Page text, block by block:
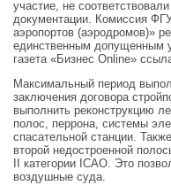
участие, не
документации. Комиссия
аэропортов (аэродромов)»
единственным допущенным
газета «Бизнес Onlinе»
Максимальный период
заключения договора
выполнить реконструкцию
полос, перрона, системы
спасательной станции.
второй недостроенной
II категории ICAO. Это
воздушные суда.